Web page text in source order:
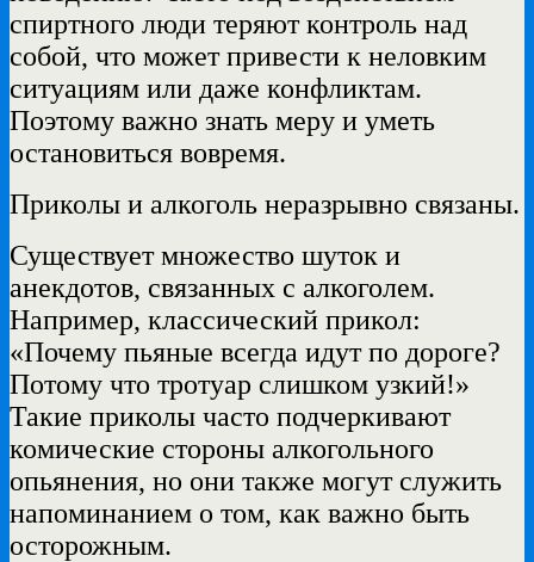
спиртного люди теряют контроль над
собой, что может привести к неловким
ситуациям или даже конфликтам.
Поэтому важно знать меру и уметь
остановиться вовремя.
Приколы и алкоголь неразрывно связаны.
Существует множество шуток и
анекдотов, связанных с алкоголем.
Например, классический прикол:
«Почему пьяные всегда идут по дороге?
Потому что тротуар слишком узкий!»
Такие приколы часто подчеркивают
комические стороны алкогольного
опьянения, но они также могут служить
напоминанием о том, как важно быть
осторожным.